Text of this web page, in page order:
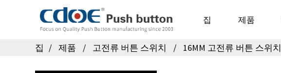
집 제품
집 제품 고전류 버튼 스위치 16MM 고전류 버튼 스위치